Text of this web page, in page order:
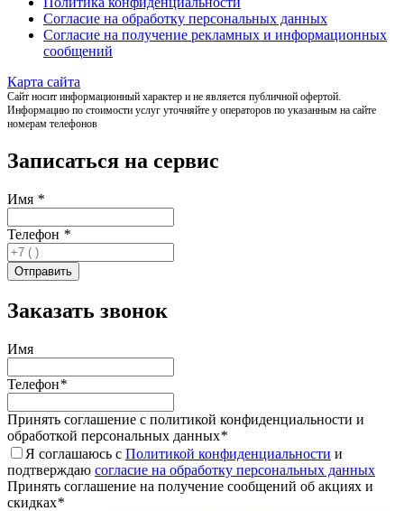
Согласие на обработку персональных данных
Согласие на получение рекламных и информационных
сообщений
Карта сайта
Сайт носит информационный характер и не является публичной офертой.
Информацию по стоимости услуг уточняйте у операторов по указанным на сайте
номерам телефонов
Записаться на сервис
Имя *
Телефон *
Заказать звонок
Имя
Телефон*
Принять соглашение с политикой конфиденциальности и
обработкой персональных данных*
Я соглашаюсь с Политикой конфиденциальности и
подтверждаю согласие на обработку персональных данных
Принять соглашение на получение сообщений об акциях и
скидках*